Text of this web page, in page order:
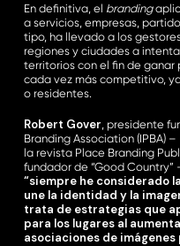
En definitiva, el branding
a servicios, empresas,
tipo, ha llevado a los
regiones y ciudades a
territorios con el fin de
cada vez más competitivo,
o residentes.
Robert Gover, presidente
Branding Association (IPBA) –
la revista Place Branding
fundador de “Good Country”
“siempre he considerado
une la identidad y la
trata de estrategias que
para los lugares al
asociaciones de imágenes